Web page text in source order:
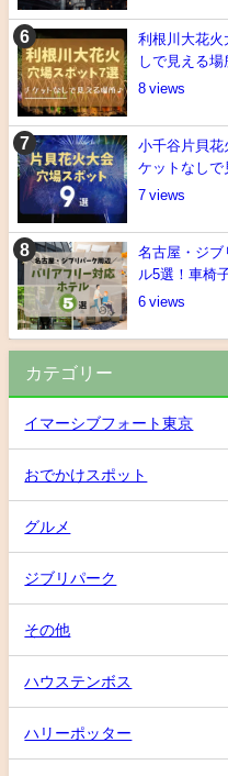
利根川大花火
しで見える場
8
小千谷片貝花
ケットなしで
7
名古屋・ジブ
ル5選！車椅
6
カテゴリー
イマーシブフォート東京
おでかけスポット
グルメ
ジブリパーク
その他
ハウステンボス
ハリーポッター